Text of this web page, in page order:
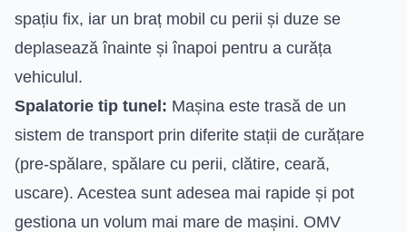
spațiu fix, iar un braț mobil cu perii și duze se
deplasează înainte și înapoi pentru a curăța
vehiculul.
Spalatorie tip tunel: Mașina este trasă de un
sistem de transport prin diferite stații de curățare
(pre-spălare, spălare cu perii, clătire, ceară,
uscare). Acestea sunt adesea mai rapide și pot
gestiona un volum mai mare de mașini. OMV